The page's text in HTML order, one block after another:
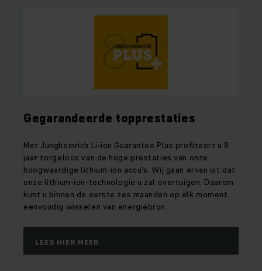
Gegarandeerde topprestaties
Met Jungheinrich Li-ion Guarantee Plus profiteert u 8
jaar zorgeloos van de hoge prestaties van onze
hoogwaardige lithium-ion accu's. Wij gaan ervan uit dat
onze lithium-ion-technologie u zal overtuigen. Daarom
kunt u binnen de eerste zes maanden op elk moment
eenvoudig wisselen van energiebron.
LEES HIER MEER